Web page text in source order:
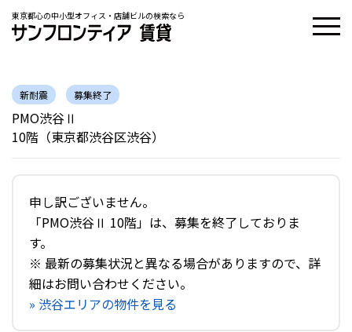
東京都心の中小型オフィス・店舗ビルの検索なら
新耐震 募集終了
PMO渋谷Ⅱ
10階（東京都渋谷区渋谷）
申し訳ございません。
「PMO渋谷Ⅱ 10階」は、募集を終了しておりま
す。
※ 最新の募集状況と異なる場合がありますので、詳
細はお問い合わせください。
» 渋谷エリアの物件を見る